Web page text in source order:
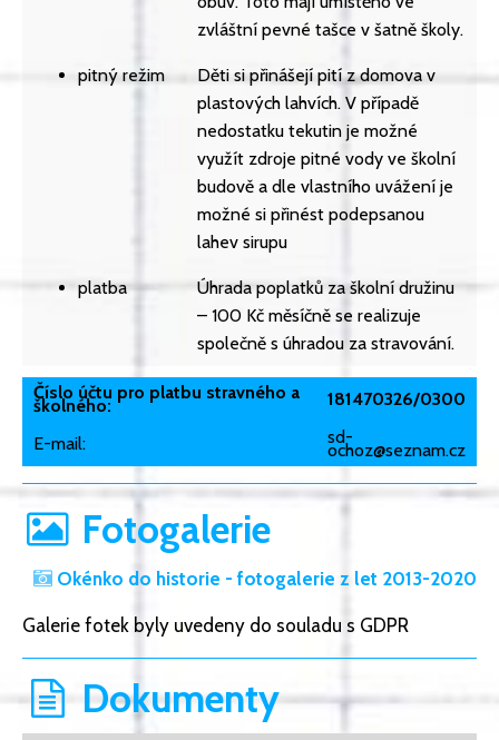
zvláštní pevné tašce v šatně školy.
pitný režim
Děti si přinášejí pití z domova v
plastových lahvích. V případě
nedostatku tekutin je možné
využít zdroje pitné vody ve školní
budově a dle vlastního uvážení je
možné si přinést podepsanou
lahev sirupu
platba
Úhrada poplatků za školní družinu
– 100 Kč měsíčně se realizuje
společně s úhradou za stravování.
Číslo účtu pro platbu stravného a
školného: 181470326/0300
E-mail: sd-
ochoz@seznam.cz
Fotogalerie
Okénko do historie - fotogalerie z let 2013-2020
Galerie fotek byly uvedeny do souladu s GDPR
Dokumenty